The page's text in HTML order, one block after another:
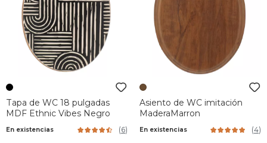
Tapa de WC 18 pulgadas
MDF Ethnic Vibes Negro
En existencias (6)
Asiento de WC imitación
MaderaMarron
En existencias (4)